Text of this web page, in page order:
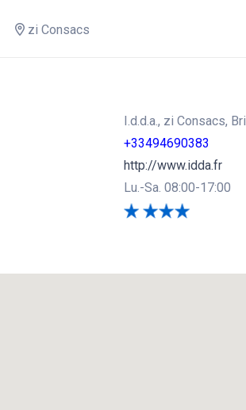
zi Consacs
I.d.d.a., zi Consacs,
+33494690383
http://www.idda.fr
Lu.-Sa. 08:00-17:00